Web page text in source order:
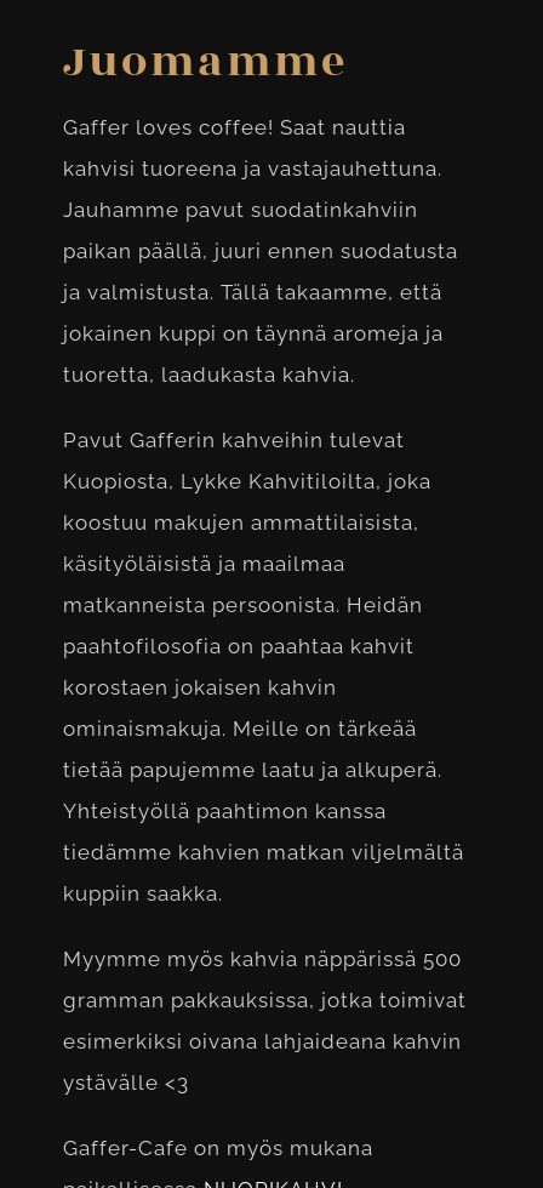
Juomamme
Gaffer loves coffee! Saat nauttia
kahvisi tuoreena ja vastajauhettuna.
Jauhamme pavut suodatinkahviin
paikan päällä, juuri ennen suodatusta
ja valmistusta. Tällä takaamme, että
jokainen kuppi on täynnä aromeja ja
tuoretta, laadukasta kahvia.
Pavut Gafferin kahveihin tulevat
Kuopiosta, Lykke Kahvitiloilta, joka
koostuu makujen ammattilaisista,
käsityöläisistä ja maailmaa
matkanneista persoonista. Heidän
paahtofilosofia on paahtaa kahvit
korostaen jokaisen kahvin
ominaismakuja. Meille on tärkeää
tietää papujemme laatu ja alkuperä.
Yhteistyöllä paahtimon kanssa
tiedämme kahvien matkan viljelmältä
kuppiin saakka.
Myymme myös kahvia näppärissä 500
gramman pakkauksissa, jotka toimivat
esimerkiksi oivana lahjaideana kahvin
ystävälle <3
Gaffer-Cafe on myös mukana